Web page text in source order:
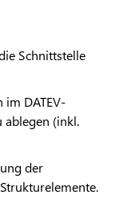
Schnittstelle
im DATEV-
ablegen (inkl.
der